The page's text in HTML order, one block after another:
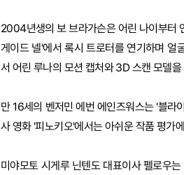
2004년생의 보 브라가슨은 어린 나이부터
게이드 넬'에서 록시 트로터를 연기하며 얼
서 어린 루나의 모션 캡처와 3D 스캔 모델
만 16세의 벤저민 에번 에인즈워스는 '블라
사 영화 '피노키오'에서는 아쉬운 작품 평가
미야모토 시게루 닌텐도 대표이사 펠로우